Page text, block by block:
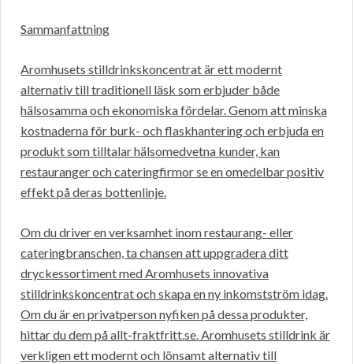
Sammanfattning
Aromhusets stilldrinkskoncentrat är ett modernt
alternativ till traditionell läsk som erbjuder både
hälsosamma och ekonomiska fördelar. Genom att minska
kostnaderna för burk- och flaskhantering och erbjuda en
produkt som tilltalar hälsomedvetna kunder, kan
restauranger och cateringfirmor se en omedelbar positiv
effekt på deras bottenlinje.
Om du driver en verksamhet inom restaurang- eller
cateringbranschen, ta chansen att uppgradera ditt
dryckessortiment med Aromhusets innovativa
stilldrinkskoncentrat och skapa en ny inkomstström idag.
Om du är en privatperson nyfiken på dessa produkter,
hittar du dem på allt-fraktfritt.se. Aromhusets stilldrink är
verkligen ett modernt och lönsamt alternativ till